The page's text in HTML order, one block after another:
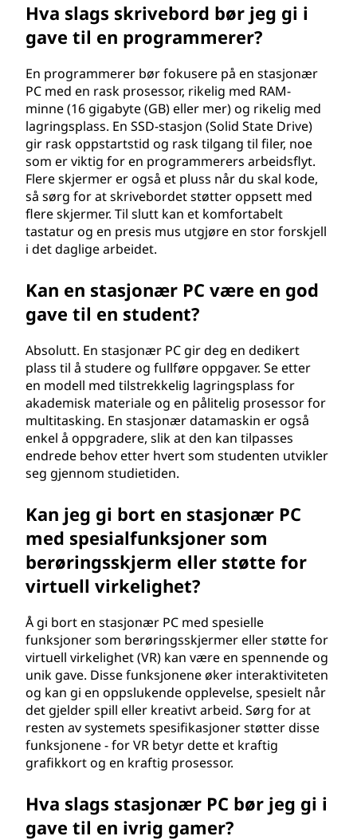
Hva slags skrivebord bør jeg gi i
gave til en programmerer?
En programmerer bør fokusere på en stasjonær
PC med en rask prosessor, rikelig med RAM-
minne (16 gigabyte (GB) eller mer) og rikelig med
lagringsplass. En SSD-stasjon (Solid State Drive)
gir rask oppstartstid og rask tilgang til filer, noe
som er viktig for en programmerers arbeidsflyt.
Flere skjermer er også et pluss når du skal kode,
så sørg for at skrivebordet støtter oppsett med
flere skjermer. Til slutt kan et komfortabelt
tastatur og en presis mus utgjøre en stor forskjell
i det daglige arbeidet.
Kan en stasjonær PC være en god
gave til en student?
Absolutt. En stasjonær PC gir deg en dedikert
plass til å studere og fullføre oppgaver. Se etter
en modell med tilstrekkelig lagringsplass for
akademisk materiale og en pålitelig prosessor for
multitasking. En stasjonær datamaskin er også
enkel å oppgradere, slik at den kan tilpasses
endrede behov etter hvert som studenten utvikler
seg gjennom studietiden.
Kan jeg gi bort en stasjonær PC
med spesialfunksjoner som
berøringsskjerm eller støtte for
virtuell virkelighet?
Å gi bort en stasjonær PC med spesielle
funksjoner som berøringsskjermer eller støtte for
virtuell virkelighet (VR) kan være en spennende og
unik gave. Disse funksjonene øker interaktiviteten
og kan gi en oppslukende opplevelse, spesielt når
det gjelder spill eller kreativt arbeid. Sørg for at
resten av systemets spesifikasjoner støtter disse
funksjonene - for VR betyr dette et kraftig
grafikkort og en kraftig prosessor.
Hva slags stasjonær PC bør jeg gi i
gave til en ivrig gamer?